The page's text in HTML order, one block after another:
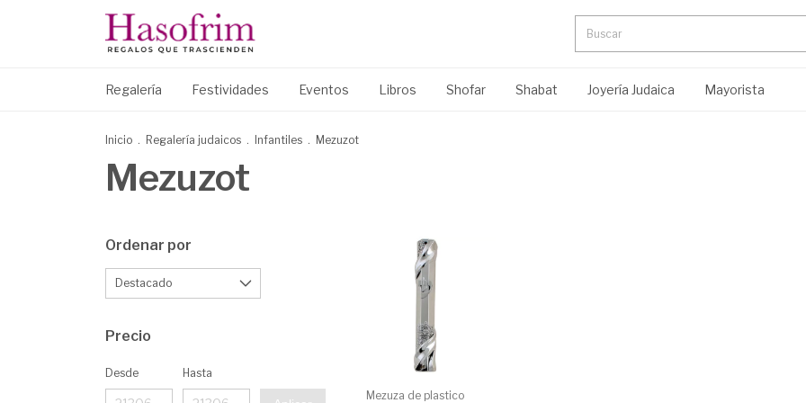
Regalería Festividades Eventos Libros Shofar Shabat Joyería Judaica Mayorista
Inicio . Regalería judaicos . Infantiles . Mezuzot
Mezuzot
Ordenar por
Precio
Desde Hasta
Mezuza de plastico